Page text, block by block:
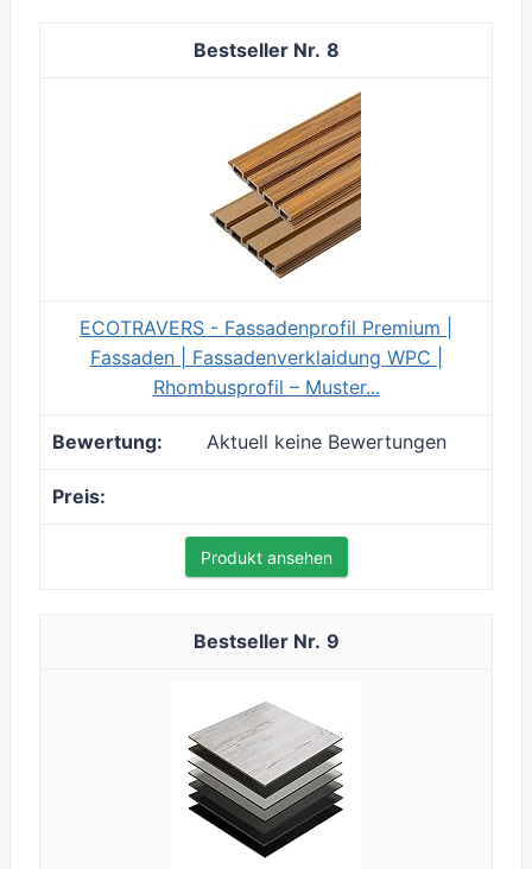
8
ECOTRAVERS - Fassadenprofil Premium |
Fassaden | Fassadenverklaidung WPC |
Rhombusprofil – Muster...
Aktuell keine Bewertungen
Produkt ansehen
9